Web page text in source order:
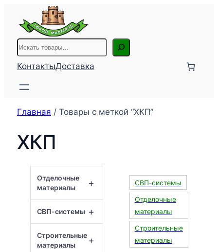
содержимому
Поиск
КонтактыДоставка
Главная / Товары с меткой “ХКП”
ХКП
+
Отделочные
материалы
+
СВП-системы
+
Строительные
материалы
СВП-системы
Отделочные
материалы
Строительные
материалы